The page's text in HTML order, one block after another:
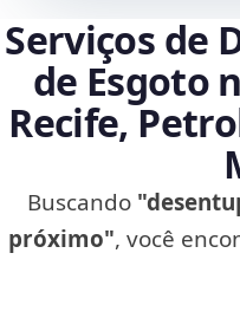
Serviços de
de Esgoto
Recife,
Buscando
próximo", você